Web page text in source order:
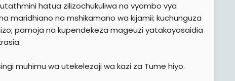
hatua zilizochukuliwa na vyombo vya
maridhiano na mshikamano wa kijamii; kuchunguza
pamoja na kupendekeza mageuzi yatakayosaidia
muhimu wa utekelezaji wa kazi za Tume hiyo.